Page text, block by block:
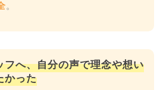
フへ、自分の声で理念や想い
かった